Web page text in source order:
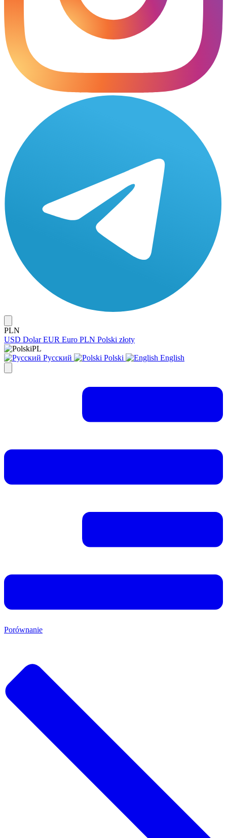
PLN
USD Dolar EUR Euro PLN Polski złoty
PL
Русский
Polski English
Porównanie